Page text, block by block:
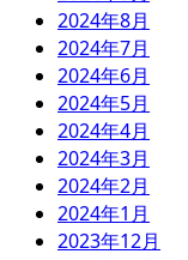
2024年8月
2024年7月
2024年6月
2024年5月
2024年4月
2024年3月
2024年2月
2024年1月
2023年12月